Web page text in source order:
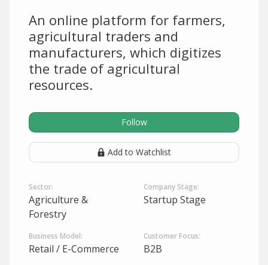
An online platform for farmers,
agricultural traders and
manufacturers, which digitizes
the trade of agricultural
resources.
Follow
Add to Watchlist
Sector:
Agriculture &
Forestry
Company Stage:
Startup Stage
Business Model:
Retail / E-Commerce
Customer Focus:
B2B